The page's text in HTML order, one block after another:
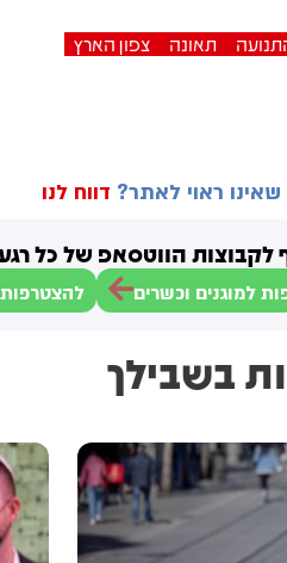
תאונה צפון הארץ
ראוי לאתר? דווח לנו
לקבוצות הווטסאפ של כל
למוגנים וכשרים
בשבילך